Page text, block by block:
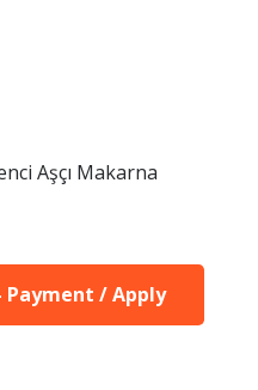
Aşçı Makarna
Payment / Apply